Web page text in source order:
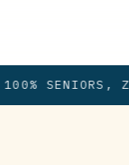
SENIORS,